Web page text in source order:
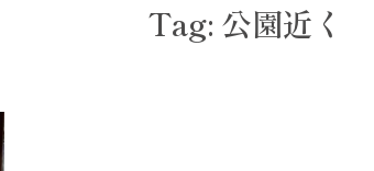
Tag: 公園近く